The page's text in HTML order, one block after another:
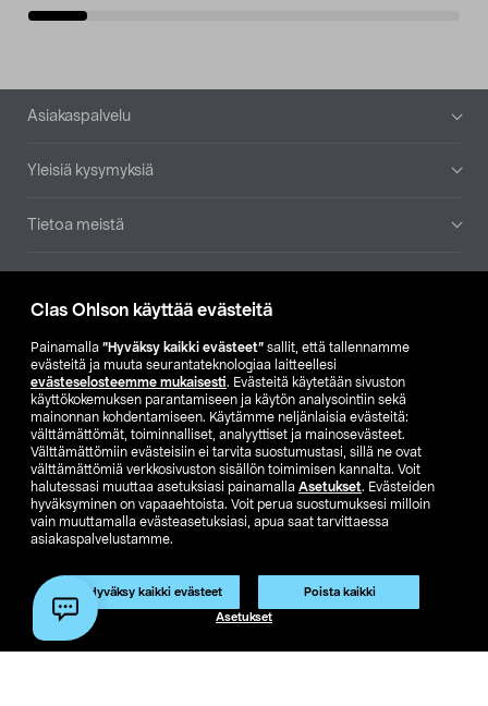
Clas Ohlson käyttää evästeitä
Painamalla ”Hyväksy kaikki evästeet” sallit, että tallennamme
evästeitä ja muuta seurantateknologiaa laitteellesi
evästeselosteemme mukaisesti. Evästeitä käytetään sivuston
käyttökokemuksen parantamiseen ja käytön analysointiin sekä
mainonnan kohdentamiseen. Käytämme neljänlaisia evästeitä:
välttämättömät, toiminnalliset, analyyttiset ja mainosevästeet.
Välttämättömiin evästeisiin ei tarvita suostumustasi, sillä ne ovat
välttämättömiä verkkosivuston sisällön toimimisen kannalta. Voit
halutessasi muuttaa asetuksiasi painamalla Asetukset. Evästeiden
hyväksyminen on vapaaehtoista. Voit perua suostumuksesi milloin
vain muuttamalla evästeasetuksiasi, apua saat tarvittaessa
asiakaspalvelustamme.
Hyväksy kaikki evästeet Poista kaikki
Asetukset
Alatunniste
Asiakaspalvelu
Yleisiä kysymyksiä
Tietoa meistä
Etsi myymälä
SE NO FI
FI SV
Ostoehdot